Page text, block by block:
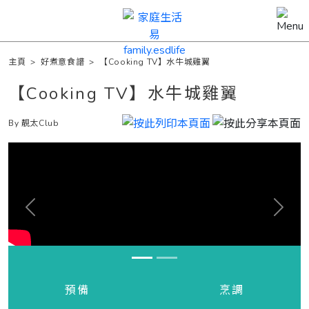
主頁 >好煮意食譜 > 【Cooking TV】水牛城雞翼
【Cooking TV】水牛城雞翼
By 靚太Club
Previous Next
預備
烹調